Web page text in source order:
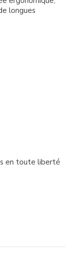
longues
en toute liberté